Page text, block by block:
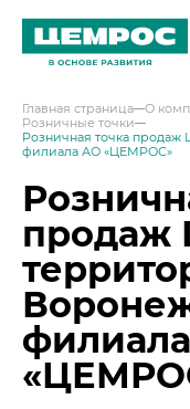
Главная страница О
Розничные точки
Розничная точка
филиала АО «ЦЕМРОС»
продаж
О
Документы
География
Наши
Решения по
Навальный
Услуги